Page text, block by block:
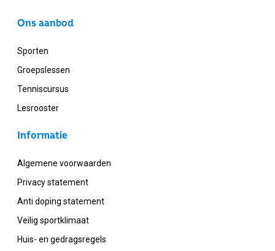
Ons aanbod
Sporten
Groepslessen
Tenniscursus
Lesrooster
Informatie
Algemene voorwaarden
Privacy statement
Anti doping statement
Veilig sportklimaat
Huis- en gedragsregels